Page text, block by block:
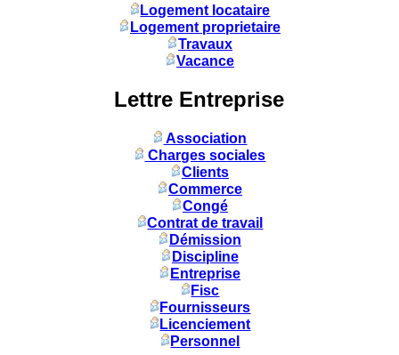
Logement locataire
Logement proprietaire
Travaux
Vacance
Lettre Entreprise
Association
Charges sociales
Clients
Commerce
Congé
Contrat de travail
Démission
Discipline
Entreprise
Fisc
Fournisseurs
Licenciement
Personnel